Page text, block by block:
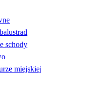
schody
miejskiej